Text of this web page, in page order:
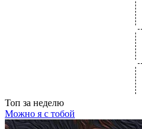
Топ за неделю
Можно я с тобой